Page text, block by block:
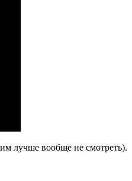
лучше вообще не смотреть).